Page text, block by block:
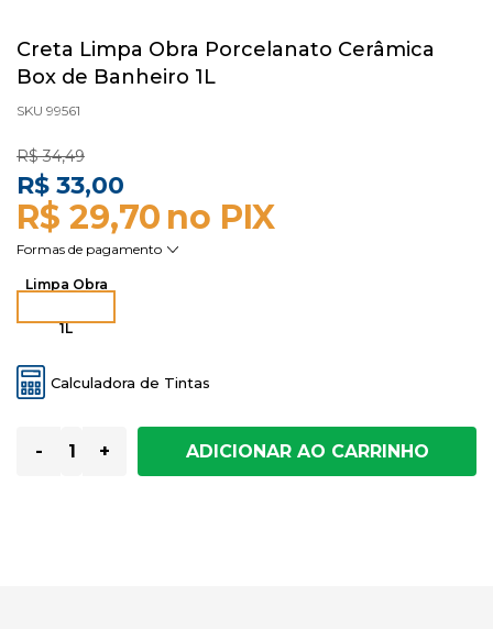
Creta Limpa Obra Porcelanato Cerâmica
Box de Banheiro 1L
SKU 99561
R$ 34,49
R$ 33,00
R$ 29,70
Limpa Obra
1L
Calculadora de Tintas
- +